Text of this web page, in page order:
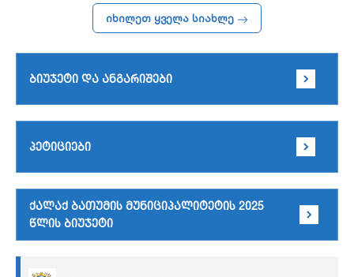
ბიუჯეტი და ანგარიშები
პეტიციები
ქალაქ ბათუმის მუნიციპალიტეტის 2025
წლის ბიუჯეტი
იხილეთ ყველა სიახლე